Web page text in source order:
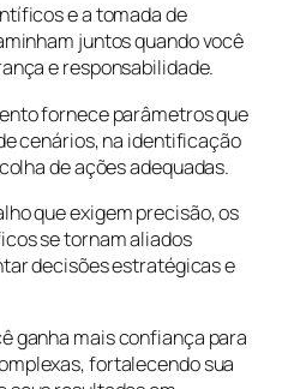
e a tomada de
juntos quando você
e responsabilidade.
fornece parâmetros que
cenários, na identificação
de ações adequadas.
que exigem precisão, os
se tornam aliados
decisões estratégicas e
ganha mais confiança para
fortalecendo sua